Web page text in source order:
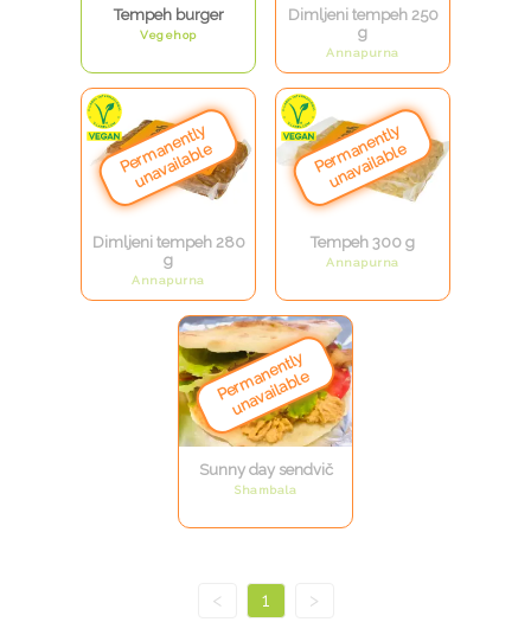
Tempeh burger
Vegehop
Dimljeni tempeh 250
g
Annapurna
Dimljeni tempeh 280
g
Annapurna
Tempeh 300 g
Annapurna
Sunny day sendvič
Shambala
< 1 >